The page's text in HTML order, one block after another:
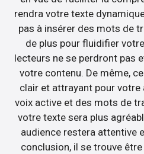
rendra votre texte
pas à insérer des mots de
de plus pour fluidifier
lecteurs ne se perdront pas
votre contenu. De même,
clair et attrayant pour votre
voix active et des mots de
votre texte sera plus
audience restera attentive
conclusion, il se trouve